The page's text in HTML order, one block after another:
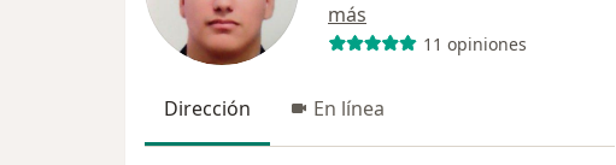
más
11 opiniones
Dirección En línea